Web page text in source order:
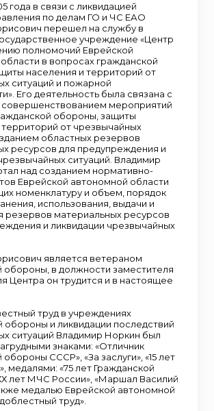
года в связи с ликвидацией
по делам ГО и ЧС ЕАО
перешел на службу в
учреждение «Центр
полномочий Еврейской
в вопросах гражданской
населения и территорий от
ситуаций и пожарной
Его деятельность была связана с
совершенствованием мероприятий
обороны, защиты
от чрезвычайных
областных резервов
ресурсов для предупреждения и
ситуаций. Владимир
над созданием нормативно-
Еврейской автономной области
номенклатуру и объем, порядок
использования, выдачи и
резервов материальных ресурсов
и ликвидации чрезвычайных
является ветераном
обороны, в должности заместителя
Центра он трудится и в настоящее
труд в учреждениях
обороны и ликвидации последствий
ситуаций Владимир Норкин был
знаками: «Отличник
СССР», «За заслуги», «15 лет
медалями: «75 лет Гражданской
лет МЧС России», «Маршал Василий
медалью Еврейской автономной
труд».